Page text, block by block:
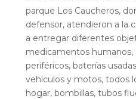
parque Los Caucheros,
defensor, atendieron a la
a entregar diferentes
medicamentos
periféricos, baterías
vehículos y motos, todos
hogar, bombillas, tubos